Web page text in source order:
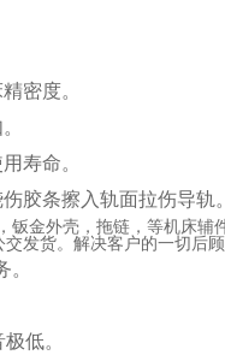
密度。
寿命。
条擦入轨面拉伤导轨。
金外壳，拖链，等机床辅
发货。解决客户的一切后顾
低。